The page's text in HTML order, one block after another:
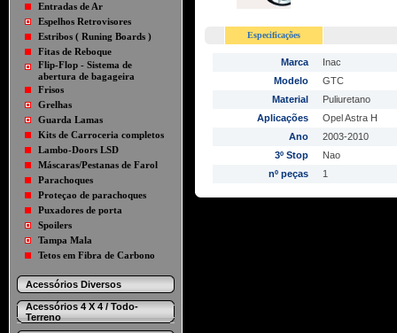
Entradas de Ar
Espelhos Retrovisores
Estribos ( Runing Boards )
Fitas de Reboque
Flip-Flop - Sistema de
abertura de bagageira
Frisos
Grelhas
Guarda Lamas
Kits de Carroceria completos
Lambo-Doors LSD
Máscaras/Pestanas de Farol
Parachoques
Proteçao de parachoques
Puxadores de porta
Spoilers
Tampa Mala
Tetos em Fibra de Carbono
Acessórios Diversos
Acessórios 4 X 4 / Todo-
Terreno
Especificações
Marca
Inac
Modelo
GTC
Material
Puliuretano
Aplicações
Opel Astra H
Ano
2003-2010
3º Stop
Nao
nº peças
1